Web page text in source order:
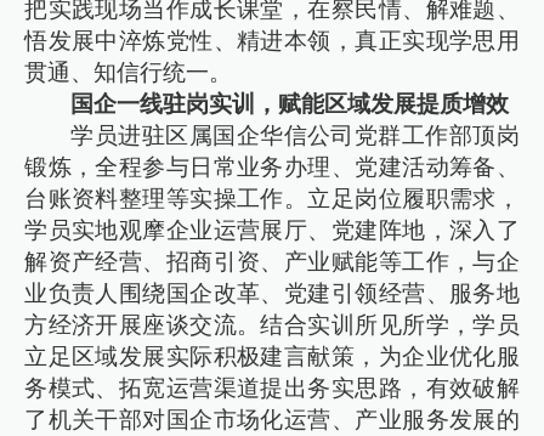
把实践现场当作成长课堂，在察民情、解难题、
悟发展中淬炼党性、精进本领，真正实现学思用
贯通、知信行统一。
国企一线驻岗实训，赋能区域发展提质增效
学员进驻区属国企华信公司党群工作部顶岗
锻炼，全程参与日常业务办理、党建活动筹备、
台账资料整理等实操工作。立足岗位履职需求，
学员实地观摩企业运营展厅、党建阵地，深入了
解资产经营、招商引资、产业赋能等工作，与企
业负责人围绕国企改革、党建引领经营、服务地
方经济开展座谈交流。结合实训所见所学，学员
立足区域发展实际积极建言献策，为企业优化服
务模式、拓宽运营渠道提出务实思路，有效破解
了机关干部对国企市场化运营、产业服务发展的